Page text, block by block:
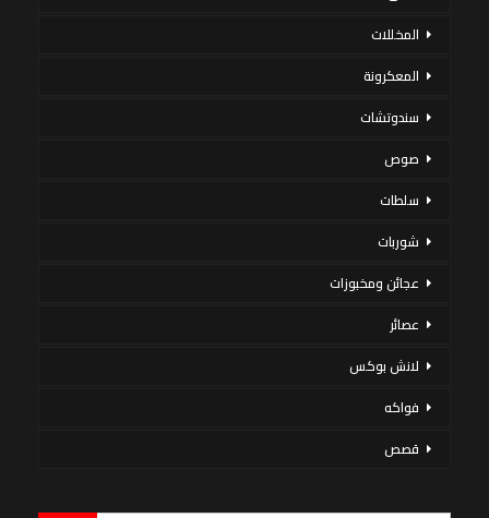
المخللات
المعكرونة
سندوتشات
صوص
سلطات
شوربات
عجائن ومخبوزات
عصائر
لانش بوكس
فواكه
قصص